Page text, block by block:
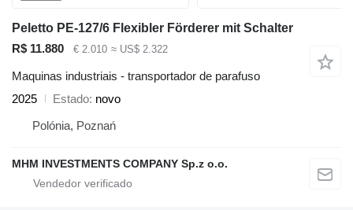
Peletto PE-127/6 Flexibler Förderer mit Schalter
R$ 11.880
€ 2.010 ≈ US$ 2.322
Maquinas industriais - transportador de parafuso
2025
Estado novo
Polónia, Poznań
MHM INVESTMENTS COMPANY Sp.z o.o.